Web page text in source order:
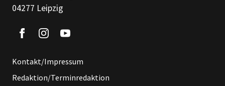
04277 Leipzig
Kontakt/Impressum
Redaktion/Terminredaktion